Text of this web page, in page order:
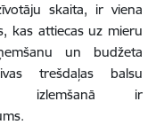
skaita, ir viena
kas attiecas uz mieru
un budžeta
trešdaļas balsu
izlemšanā ir